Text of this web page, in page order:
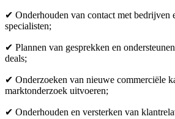
✔ Onderhouden van contact met bedrijven
specialisten;
✔ Plannen van gesprekken en
deals;
✔ Onderzoeken van nieuwe commerciële
marktonderzoek uitvoeren;
✔ Onderhouden en versterken van